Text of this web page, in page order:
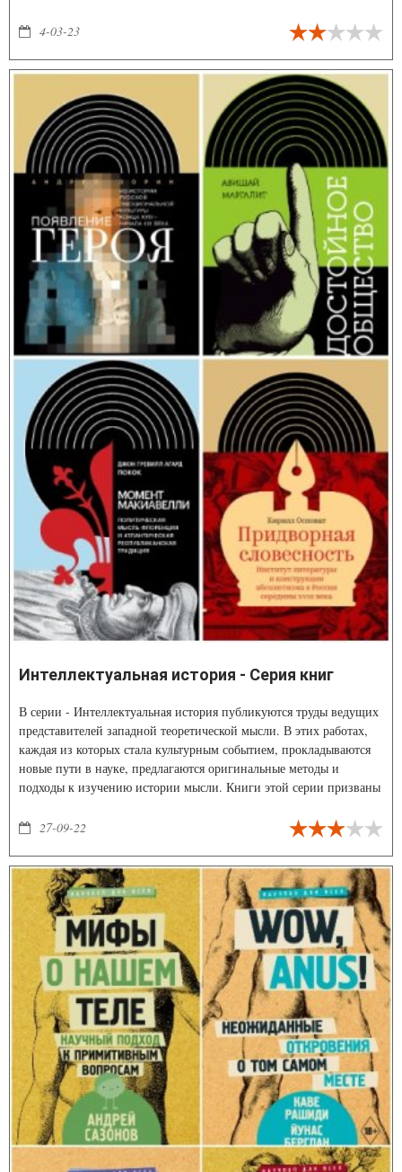
4-03-23
Интеллектуальная история - Серия книг
В серии - Интеллектуальная история публикуются труды ведущих
представителей западной теоретической мысли. В этих работах,
каждая из которых стала культурным событием, прокладываются
новые пути в науке, предлагаются оригинальные методы и
подходы к изучению истории мысли. Книги этой серии призваны
малоизвестными в России именами, заполнить существенные
27-09-22